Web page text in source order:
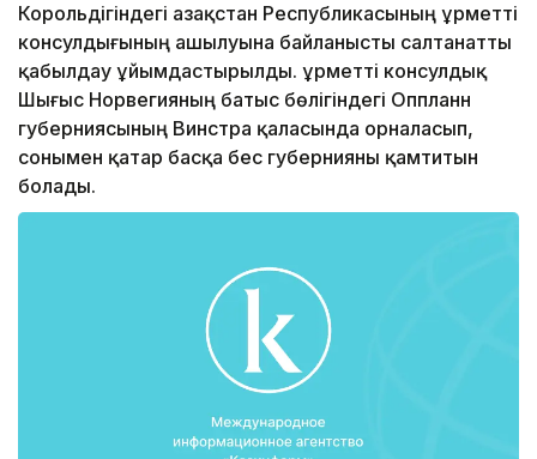
Корольдігіндегі Қазақстан Республикасының Құрметті
консулдығының ашылуына байланысты салтанатты
қабылдау ұйымдастырылды. Құрметті консулдық
Шығыс Норвегияның батыс бөлігіндегі Оппланн
губерниясының Винстра қаласында орналасып,
сонымен қатар басқа бес губернияны қамтитын
болады.